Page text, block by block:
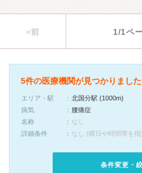
«前 1/1ペ
5件の医療機関が見つかりました
エリア・駅
北国分駅 (1000m)
病気
腰痛症
名称
なし
詳細条件
なし (曜日や時間帯を
条件変更・